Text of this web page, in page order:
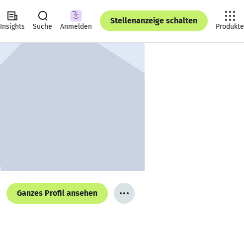
Insights Suche Anmelden
Stellenanzeige schalten
Produkte
Ganzes Profil ansehen